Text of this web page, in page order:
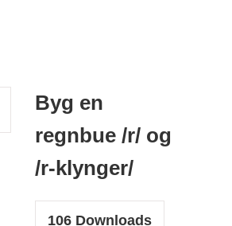
Byg en
regnbue /r/ og
/r-klynger/
106Downloads